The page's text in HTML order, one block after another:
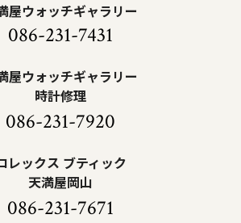
屋ウォッチギャラリー
086-231-7431
屋ウォッチギャラリー
時計修理
086-231-7920
レックス ブティック
天満屋岡山
086-231-7671